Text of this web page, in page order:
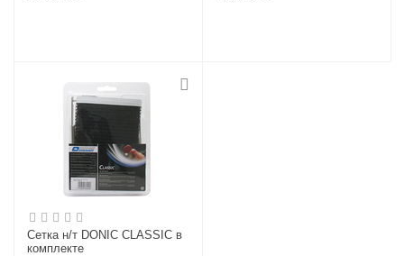
Сетка н/т DONIC CLASSIC в
комплекте